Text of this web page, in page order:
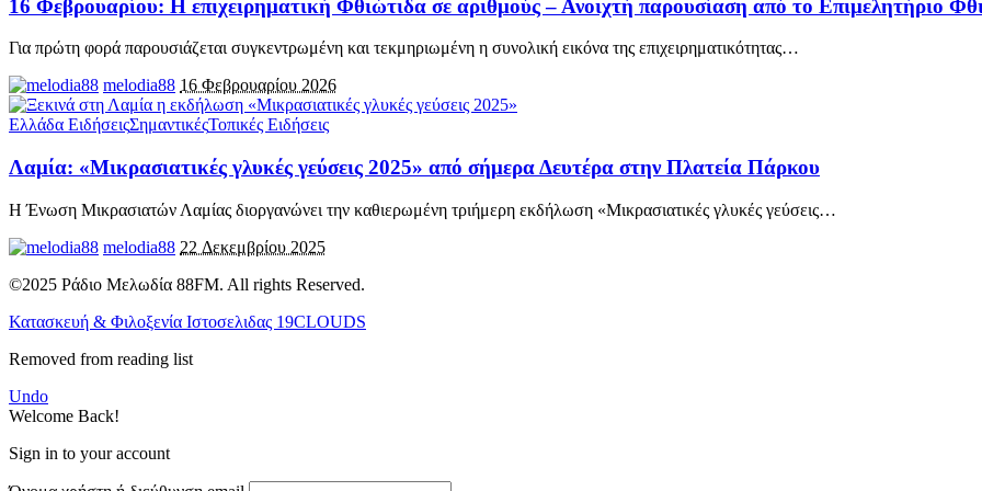
16 Φεβρουαρίου: Η επιχειρηματική Φθιώτιδα σε αριθμούς – Ανοιχτή παρουσίαση από το Επιμελητήριο
Για πρώτη φορά παρουσιάζεται συγκεντρωμένη και τεκμηριωμένη η συνολική εικόνα της επιχειρηματικότητας…
melodia88 16 Φεβρουαρίου 2026
Ελλάδα ΕιδήσειςΣημαντικέςΤοπικές Ειδήσεις
Λαμία: «Μικρασιατικές γλυκές γεύσεις 2025» από σήμερα Δευτέρα στην Πλατεία Πάρκου
Η Ένωση Μικρασιατών Λαμίας διοργανώνει την καθιερωμένη τριήμερη εκδήλωση «Μικρασιατικές γλυκές γεύσεις…
melodia88 22 Δεκεμβρίου 2025
©2025 Ράδιο Μελωδία 88FM. All rights Reserved.
Κατασκευή & Φιλοξενία Ιστοσελιδας 19CLOUDS
Removed from reading list
Undo
Welcome Back!
Sign in to your account